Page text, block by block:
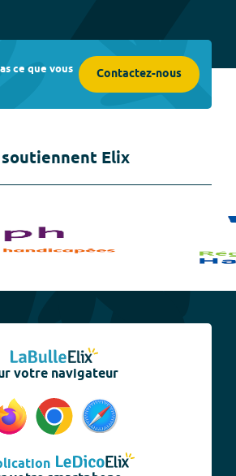
ce que vous Contactez-nous
Elix
votre navigateur